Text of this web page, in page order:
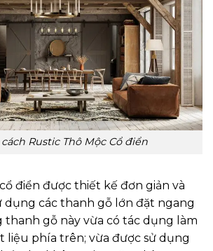
Rustic Thô Mộc Cổ điển
điển được thiết kế đơn giản và
dụng các thanh gỗ lớn đặt ngang
thanh gỗ này vừa có tác dụng làm
liệu phía trên; vừa được sử dụng